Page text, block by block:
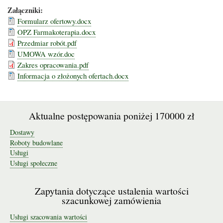
Załączniki:
Formularz ofertowy.docx
OPZ Farmakoterapia.docx
Przedmiar robót.pdf
UMOWA wzór.doc
Zakres opracowania.pdf
Informacja o złożonych ofertach.docx
Aktualne postępowania poniżej 170000 zł
Dostawy
Roboty budowlane
Usługi
Usługi społeczne
Zapytania dotyczące ustalenia wartości
szacunkowej zamówienia
Usługi szacowania wartości